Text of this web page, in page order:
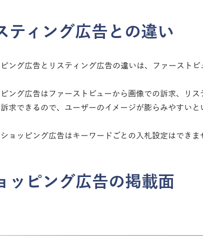
ティング広告との違い
ング広告とリスティング広告の違いは、ファースト
ング広告はファーストビューから画像での訴求、リ
求できるので、ユーザーのイメージが膨らみやすいと
ョッピング広告はキーワードごとの入札設定はできま
ッピング広告の掲載面